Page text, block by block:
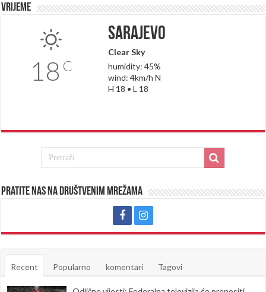
Vrijeme
18 C
Sarajevo
Clear Sky
humidity: 45%
wind: 4km/h N
H 18 • L 18
Pratite nas na društvenim mrežama
Recent Popularno komentari Tagovi